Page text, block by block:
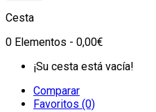
Cesta
0 Elementos - 0,00€
¡Su cesta está vacía!
Comparar
Favoritos (0)